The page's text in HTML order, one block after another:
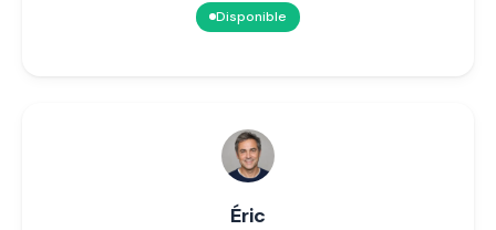
Disponible
Éric